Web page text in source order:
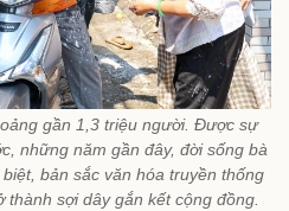
gần 1,3 triệu người. Được sự
những năm gần đây, đời sống bà
bản sắc văn hóa truyền thống
sợi dây gắn kết cộng đồng.